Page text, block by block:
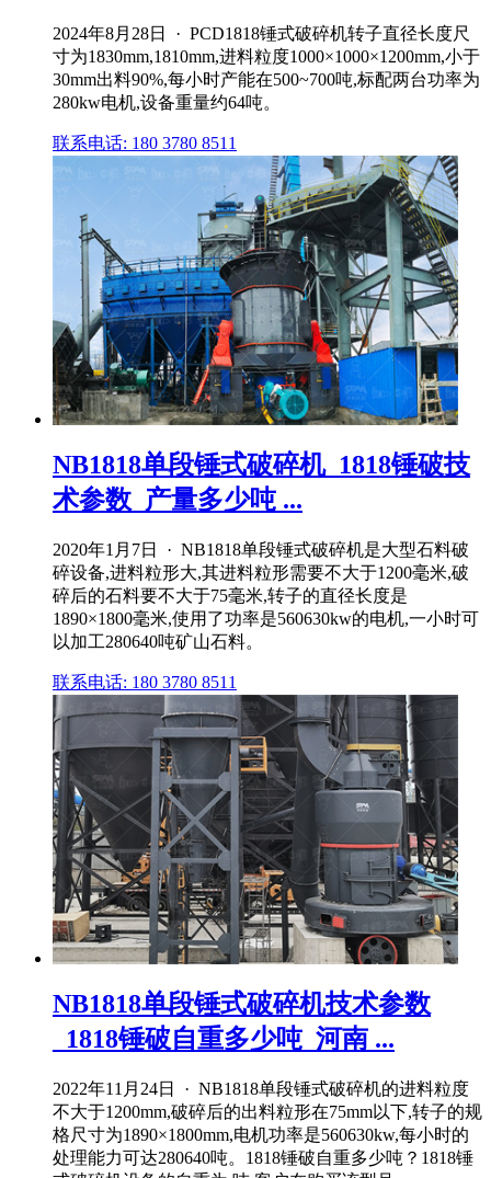
2024年8月28日 · PCD1818锤式破碎机转子直径长度尺
寸为1830mm,1810mm,进料粒度1000×1000×1200mm,小于
30mm出料90%,每小时产能在500~700吨,标配两台功率为
280kw电机,设备重量约64吨。
联系电话: 180 3780 8511
NB1818单段锤式破碎机_1818锤破技
术参数_产量多少吨 ...
2020年1月7日 · NB1818单段锤式破碎机是大型石料破
碎设备,进料粒形大,其进料粒形需要不大于1200毫米,破
碎后的石料要不大于75毫米,转子的直径长度是
1890×1800毫米,使用了功率是560630kw的电机,一小时可
以加工280640吨矿山石料。
联系电话: 180 3780 8511
NB1818单段锤式破碎机技术参数
_1818锤破自重多少吨_河南 ...
2022年11月24日 · NB1818单段锤式破碎机的进料粒度
不大于1200mm,破碎后的出料粒形在75mm以下,转子的规
格尺寸为1890×1800mm,电机功率是560630kw,每小时的
处理能力可达280640吨。1818锤破自重多少吨？1818锤